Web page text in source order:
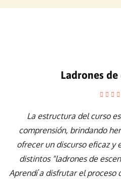
Ladrones
La estructura del curso
comprensión, brindando
ofrecer un discurso eficaz y
distintos "ladrones de
Aprendí a disfrutar el proceso